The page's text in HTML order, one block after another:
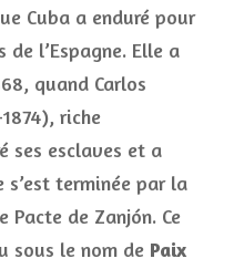
Cuba a enduré pour
l’Espagne. Elle a
quand Carlos
riche
ses esclaves et a
s’est terminée par la
de Zanjón. Ce
sous le nom de Paix